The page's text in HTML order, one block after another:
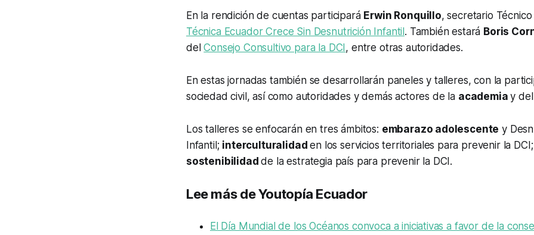
En la rendición de cuentas participará Erwin Ronquillo, secretario
Técnica Ecuador Crece Sin Desnutrición Infantil. También estará Boris
delConsejo Consultivo para la DCI, entre otras autoridades.
En estas jornadas también se desarrollarán paneles y talleres, con la
sociedad civil, así como autoridades y demás actores de la academiay
Los talleres se enfocarán en tres ámbitos: embarazo adolescente y
Infantil; interculturalidaden los servicios territoriales para prevenir la
sostenibilidadde la estrategia país para prevenir la DCI.
Lee más de Youtopía Ecuador
El Día Mundial de los Océanos convoca a iniciativas a favor de la